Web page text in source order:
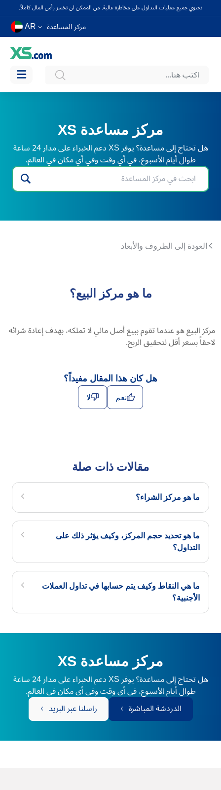
تحتوي جميع عمليات التداول على مخاطرة عالية. من الممكن ان تخسر رأس المال كاملاً.
مركز المساعدة AR
مركز مساعدة XS
هل تحتاج إلى مساعدة؟ يوفر XS دعم الخبراء على مدار 24 ساعة
طوال أيام الأسبوع، في أي وقت وفي أي مكان في العالم.
العودة إلى الظروف والأبعاد
ما هو مركز البيع؟
مركز البيع هو عندما تقوم ببيع أصل مالي لا تملكه، بهدف إعادة شرائه
لاحقاً بسعر أقل لتحقيق الربح.
هل كان هذا المقال مفيداً؟
نعم لا
مقالات ذات صلة
ما هو مركز الشراء؟
ما هو تحديد حجم المركز، وكيف يؤثر ذلك على
التداول؟
ما هي النقاط وكيف يتم حسابها في تداول العملات
الأجنبية؟
مركز مساعدة XS
هل تحتاج إلى مساعدة؟ يوفر XS دعم الخبراء على مدار 24 ساعة
طوال أيام الأسبوع، في أي وقت وفي أي مكان في العالم.
الدردشة المباشرة
راسلنا عبر البريد